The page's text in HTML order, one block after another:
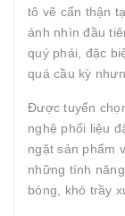
tô vẽ cẩn thận
ánh nhìn đầu
quý phái, đặc
quá cầu kỳ
Được tuyển
nghệ phối liệu
ngặt sản phẩm
những tính
bóng, khó trầy